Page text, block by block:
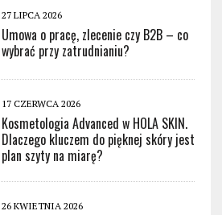
27 LIPCA 2026
Umowa o pracę, zlecenie czy B2B – co
wybrać przy zatrudnianiu?
17 CZERWCA 2026
Kosmetologia Advanced w HOLA SKIN.
Dlaczego kluczem do pięknej skóry jest
plan szyty na miarę?
26 KWIETNIA 2026